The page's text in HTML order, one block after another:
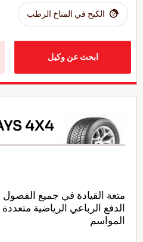
الكبح في المناخ الرطب
ابحث عن وكيل
4X4
متعة القيادة في جميع الفصول
الدفع الرباعي الرياضية
المواسم